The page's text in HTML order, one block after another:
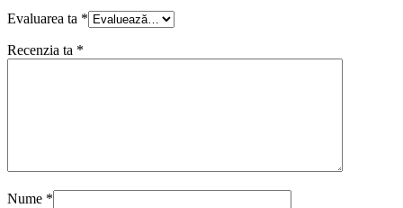
Evaluarea ta *
Recenzia ta *
Nume *